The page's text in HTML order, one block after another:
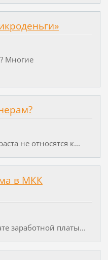
Многие
не относятся к...
в МКК
заработной платы...